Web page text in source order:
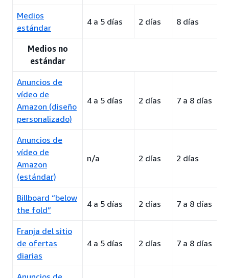
Medios
estándar
4 a 5 días 2 días 8 días
Medios no
estándar
Anuncios de
vídeo de
Amazon (diseño
personalizado)
4 a 5 días 2 días 7 a 8 días
Anuncios de
vídeo de
Amazon
(estándar)
n/a 2 días 2 días
Billboard “below
the fold”
4 a 5 días 2 días 7 a 8 días
Franja del sitio
de ofertas
diarias
4 a 5 días 2 días 7 a 8 días